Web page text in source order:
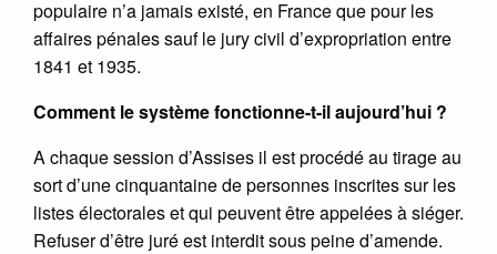
populaire n’a jamais existé, en France que pour les
affaires pénales sauf le jury civil d’expropriation entre
1841 et 1935.
Comment le système fonctionne-t-il aujourd’hui ?
A chaque session d’Assises il est procédé au tirage au
sort d’une cinquantaine de personnes inscrites sur les
listes électorales et qui peuvent être appelées à siéger.
Refuser d’être juré est interdit sous peine d’amende.